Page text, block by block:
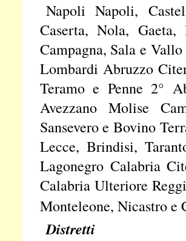
Napoli Napoli,
Caserta, Nola,
Campagna, Sala e
Lombardi Abruzzo
Teramo e Penne 2°
Avezzano Molise
Sansevero e Bovino
Lecce, Brindisi,
Lagonegro Calabria
Calabria Ulteriore
Monteleone, Nicastro e
Distretti